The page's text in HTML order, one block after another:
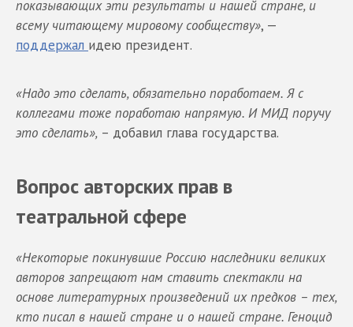
показывающих эти результаты и нашей стране, и
всему читающему мировому сообществу», —
поддержал идею президент.
«Надо это сделать, обязательно поработаем. Я с
коллегами тоже поработаю напрямую. И МИД поручу
это сделать», – добавил глава государства.
Вопрос авторских прав в
театральной сфере
«Некоторые покинувшие Россию наследники великих
авторов запрещают нам ставить спектакли на
основе литературных произведений их предков – тех,
кто писал в нашей стране и о нашей стране. Геноцид